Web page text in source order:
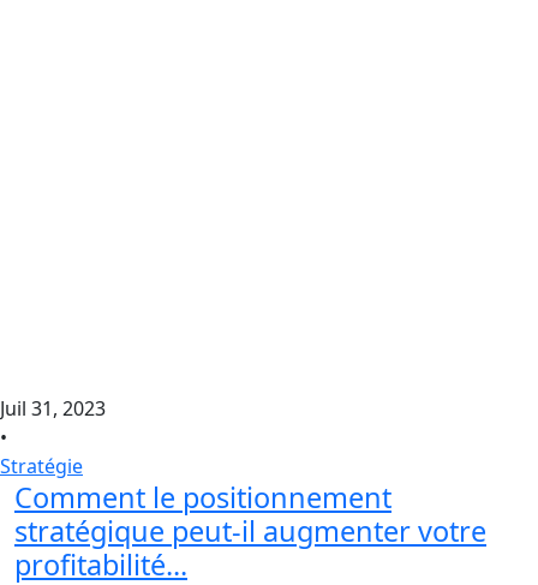
Juil 31, 2023
•
Stratégie
Comment le positionnement
stratégique peut-il augmenter votre
profitabilité...